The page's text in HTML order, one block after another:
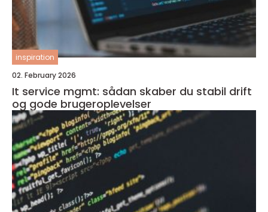
inspiration
02. February 2026
It service mgmt: sådan skaber du stabil drift
og gode brugeroplevelser